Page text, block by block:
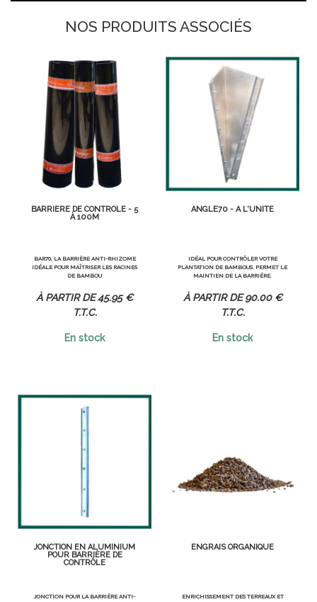
NOS PRODUITS ASSOCIÉS
BARRIÈRE DE CONTRÔLE - 5
À 100M
BAR70, LA BARRIÈRE ANTI-RHIZOME
IDÉALE POUR MAÎTRISER LES RACINES
DE BAMBOU
45.95 €
T.T.C.
En stock
ANGLE70 - À L'UNITÉ
IDÉAL POUR CONTRÔLER VOTRE
PLANTATION DE BAMBOUS. PERMET LE
MAINTIEN DE LA BARRIÈRE.
90.00 €
T.T.C.
En stock
JONCTION EN ALUMINIUM
POUR BARRIÈRE DE
CONTRÔLE
JONCTION POUR LA BARRIÈRE ANTI-
ENGRAIS ORGANIQUE
ENRICHISSEMENT DES TERREAUX ET